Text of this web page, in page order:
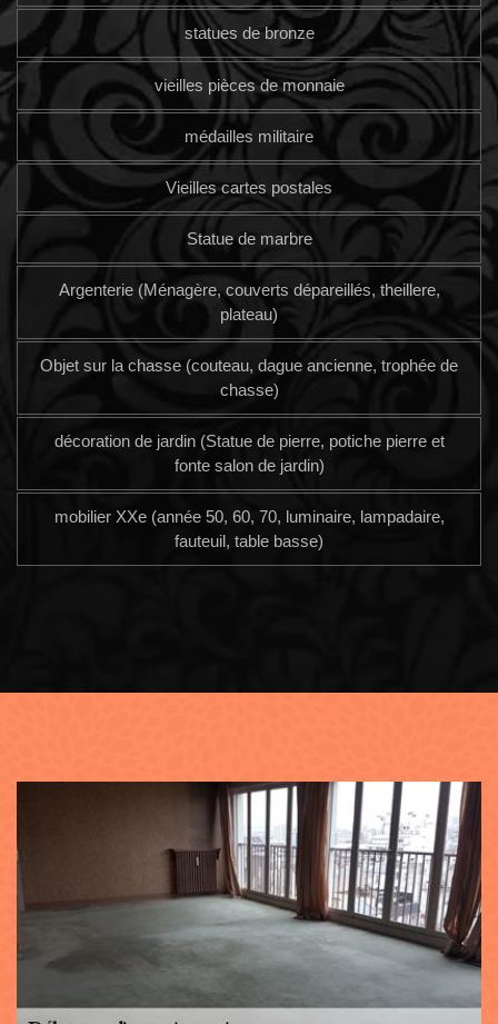
statues de bronze
vieilles pièces de monnaie
médailles militaire
Vieilles cartes postales
Statue de marbre
Argenterie (Ménagère, couverts dépareillés, theillere,
plateau)
Objet sur la chasse (couteau, dague ancienne, trophée de
chasse)
décoration de jardin (Statue de pierre, potiche pierre et
fonte salon de jardin)
mobilier XXe (année 50, 60, 70, luminaire, lampadaire,
fauteuil, table basse)